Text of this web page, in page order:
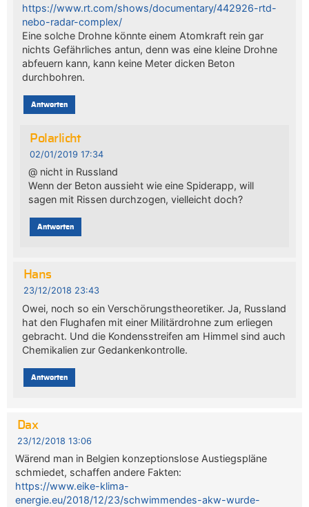
https://www.rt.com/shows/documentary/442926-rtd-
nebo-radar-complex/
Eine solche Drohne könnte einem Atomkraft rein gar
nichts Gefährliches antun, denn was eine kleine Drohne
abfeuern kann, kann keine Meter dicken Beton
durchbohren.
Antworten
Polarlicht
02/01/2019 17:34
@ nicht in Russland
Wenn der Beton aussieht wie eine Spiderapp, will
sagen mit Rissen durchzogen, vielleicht doch?
Antworten
Hans
23/12/2018 23:43
Owei, noch so ein Verschörungstheoretiker. Ja, Russland
hat den Flughafen mit einer Militärdrohne zum erliegen
gebracht. Und die Kondensstreifen am Himmel sind auch
Chemikalien zur Gedankenkontrolle.
Antworten
Dax
23/12/2018 13:06
Wärend man in Belgien konzeptionslose Austiegspläne
schmiedet, schaffen andere Fakten:
https://www.eike-klima-
energie.eu/2018/12/23/schwimmendes-akw-wurde-